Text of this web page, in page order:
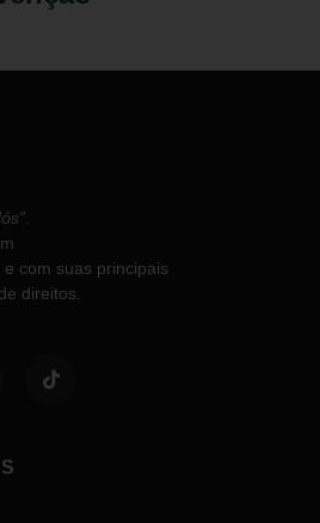
com suas principais
direitos.